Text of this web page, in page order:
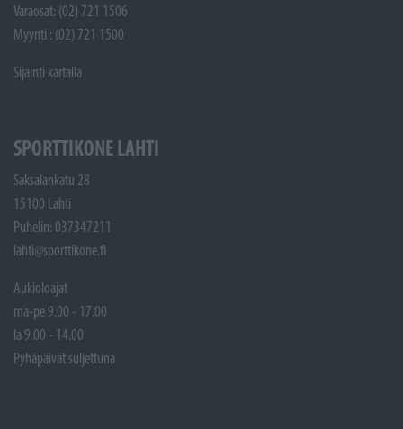
Varaosat: (02) 721 1506
Myynti : (02) 721 1500
Sijainti kartalla
SPORTTIKONE LAHTI
Saksalankatu 28
15100 Lahti
Puhelin: 037347211
lahti@sporttikone.fi
Aukioloajat
ma-pe 9.00 - 17.00
la 9.00 - 14.00
Pyhäpäivät suljettuna